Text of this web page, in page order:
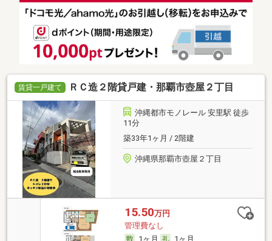
賃貸一戸建て ＲＣ造２階貸戸建・那覇市壺屋２丁目
沖縄都市モノレール 安里駅 徒歩
11分
築33年1ヶ月 / 2階建
沖縄県那覇市壺屋２丁目
15.50万円
管理費なし
1ヶ月
1ヶ月